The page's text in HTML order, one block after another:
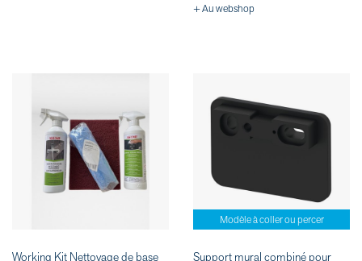
+ Au webshop
Working Kit Nettoyage de base
Modèle à coller ou percer
Support mural combiné pour